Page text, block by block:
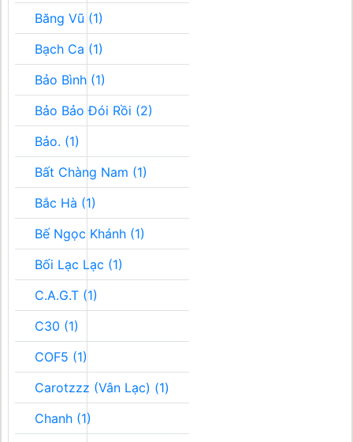
Băng Vũ (1)
Bạch Ca (1)
Bảo Bình (1)
Bảo Bảo Đói Rồi (2)
Bảo. (1)
Bất Chàng Nam (1)
Bắc Hà (1)
Bế Ngọc Khánh (1)
Bối Lạc Lạc (1)
C.A.G.T (1)
C30 (1)
COF5 (1)
Carotzzz (Vân Lạc) (1)
Chanh (1)